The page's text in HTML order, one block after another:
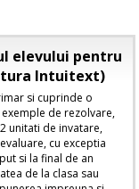
elevului pentru
Intuitext)
si cuprinde o
de rezolvare,
unitati de invatare,
cu exceptia
si la final de an
de la clasa sau